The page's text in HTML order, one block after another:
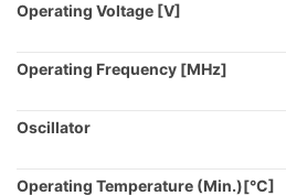
Operating Voltage [V]
Operating Frequency [MHz]
Oscillator
Operating Temperature (Min.)[°C]